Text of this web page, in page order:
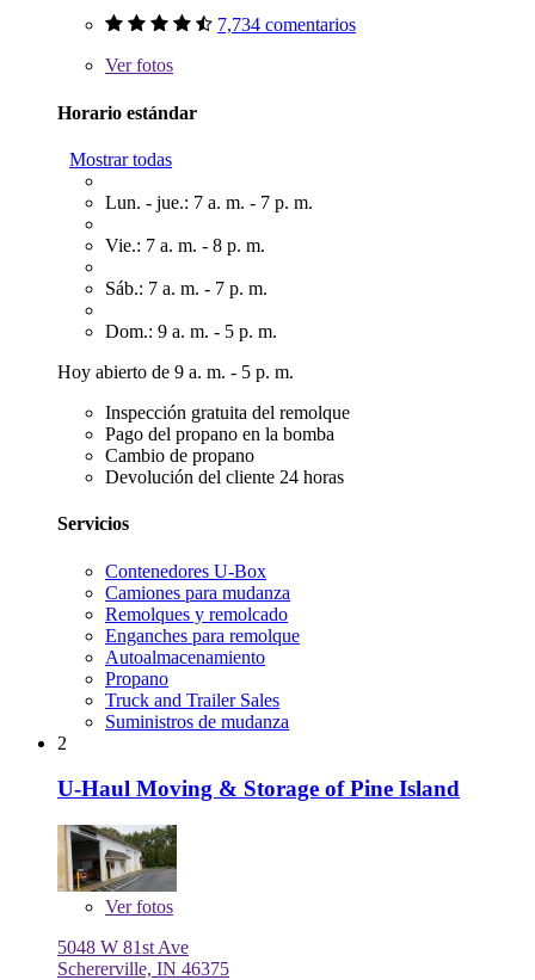
7,734 comentarios
Verfotos
Horario estándar
Mostrar todas
Lun. - jue.: 7 a. m. - 7 p. m.
Vie.: 7 a. m. - 8 p. m.
Sáb.: 7 a. m. - 7 p. m.
Dom.: 9 a. m. - 5 p. m.
Hoy abierto de 9 a. m. - 5 p. m.
Inspección gratuita del remolque
Pago del propano en la bomba
Cambio de propano
Devolución del cliente 24 horas
Servicios
Contenedores U-Box
Camiones para mudanza
Remolques y remolcado
Enganches para remolque
Autoalmacenamiento
Propano
Truck and Trailer Sales
Suministros de mudanza
2
U-Haul Moving & Storage of Pine Island
Verfotos
5048 W 81st Ave
Schererville, IN 46375